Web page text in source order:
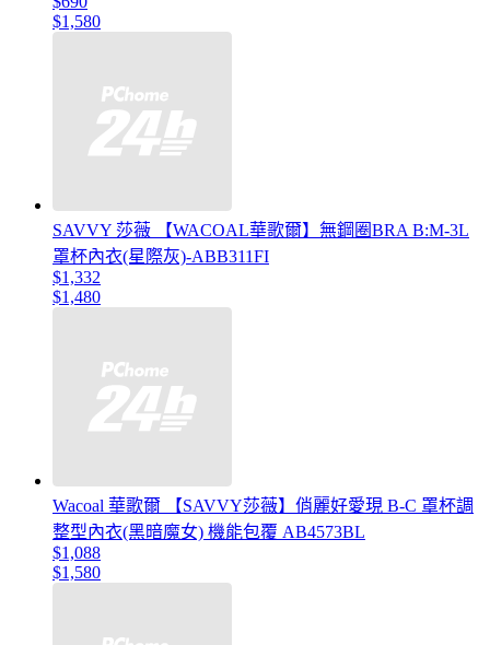
$1,580
SAVVY 莎薇 【WACOAL華歌爾】無鋼圈BRA B:M-3L
罩杯內衣(星際灰)-ABB311FI
$1,332
$1,480
Wacoal 華歌爾 【SAVVY莎薇】俏麗好愛現 B-C 罩杯調
整型內衣(黑暗魔女) 機能包覆 AB4573BL
$1,088
$1,580